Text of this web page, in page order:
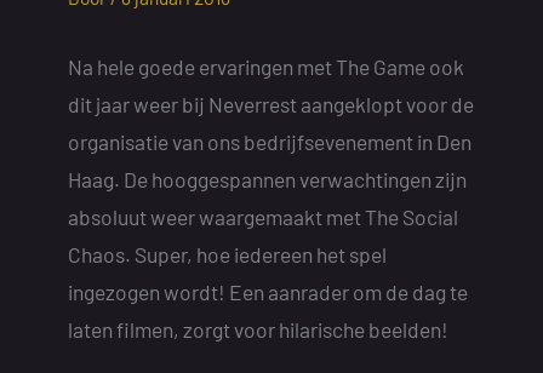
Na hele goede ervaringen met The Game ook
dit jaar weer bij Neverrest aangeklopt voor de
organisatie van ons bedrijfsevenement in Den
Haag. De hooggespannen verwachtingen zijn
absoluut weer waargemaakt met The Social
Chaos. Super, hoe iedereen het spel
ingezogen wordt! Een aanrader om de dag te
laten filmen, zorgt voor hilarische beelden!